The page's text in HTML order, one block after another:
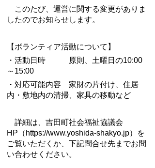
このたび、運営に関する変更がありま
したのでお知らせします。
【ボランティア活動について】
・活動日時 原則、土曜日の10:00
～15:00
・対応可能内容 家財の片付け、住居
内・敷地内の清掃、家具の移動など
詳細は、吉田町社会福祉協議会
HP（https://www.yoshida-shakyo.jp）を
ご覧いただくか、下記問合せ先までお問
い合わせください。